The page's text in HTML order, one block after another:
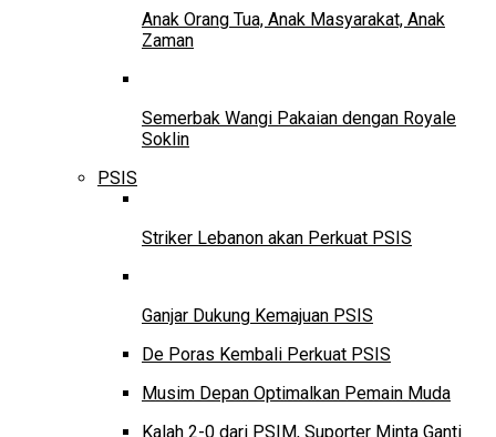
Anak Orang Tua, Anak Masyarakat, Anak
Zaman
Semerbak Wangi Pakaian dengan Royale
Soklin
PSIS
Striker Lebanon akan Perkuat PSIS
Ganjar Dukung Kemajuan PSIS
De Poras Kembali Perkuat PSIS
Musim Depan Optimalkan Pemain Muda
Kalah 2-0 dari PSIM, Suporter Minta Ganti